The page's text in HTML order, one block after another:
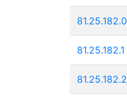
81.25.182.0
81.25.182.1
81.25.182.2